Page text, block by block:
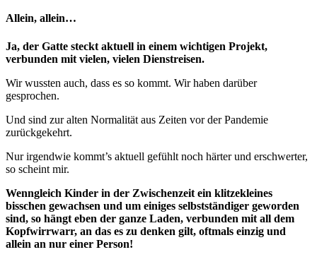
Allein, allein…
Ja, der Gatte steckt aktuell in einem wichtigen Projekt,
verbunden mit vielen, vielen Dienstreisen.
Wir wussten auch, dass es so kommt. Wir haben darüber
gesprochen.
Und sind zur alten Normalität aus Zeiten vor der Pandemie
zurückgekehrt.
Nur irgendwie kommt’s aktuell gefühlt noch härter und erschwerter,
so scheint mir.
Wenngleich Kinder in der Zwischenzeit ein klitzekleines
bisschen gewachsen und um einiges selbstständiger geworden
sind, so hängt eben der ganze Laden, verbunden mit all dem
Kopfwirrwarr, an das es zu denken gilt, oftmals einzig und
allein an nur einer Person!